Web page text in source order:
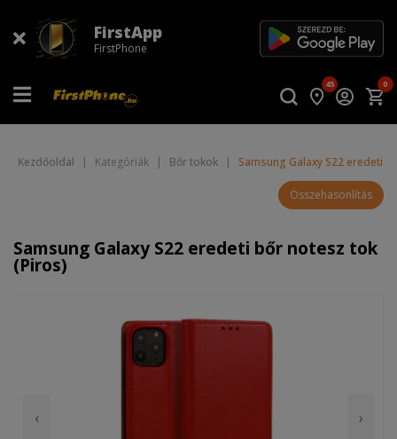
FirstApp
FirstPhone
45 0
Kezdőoldal | Kategóriák | Bőr tokok | Samsung Galaxy S22 eredeti
Összehasonlítás
Samsung Galaxy S22 eredeti bőr notesz tok
(Piros)
‹ ›